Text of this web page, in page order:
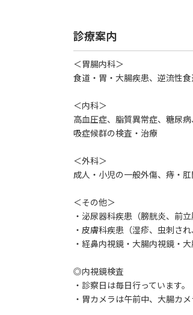
診療案内
＜胃腸内科＞
食道・胃・大腸疾患、逆流性
＜内科＞
高血圧症、脂質異常症、糖尿
吸症候群の検査・治療
＜外科＞
成人・小児の一般外傷、痔・
＜その他＞
・泌尿器科疾患（膀胱炎、前立
・皮膚科疾患（湿疹、虫刺さ
・経鼻内視鏡・大腸内視鏡・
◎内視鏡検査
・診察日は毎日行っています。
・胃カメラは午前中、大腸カ